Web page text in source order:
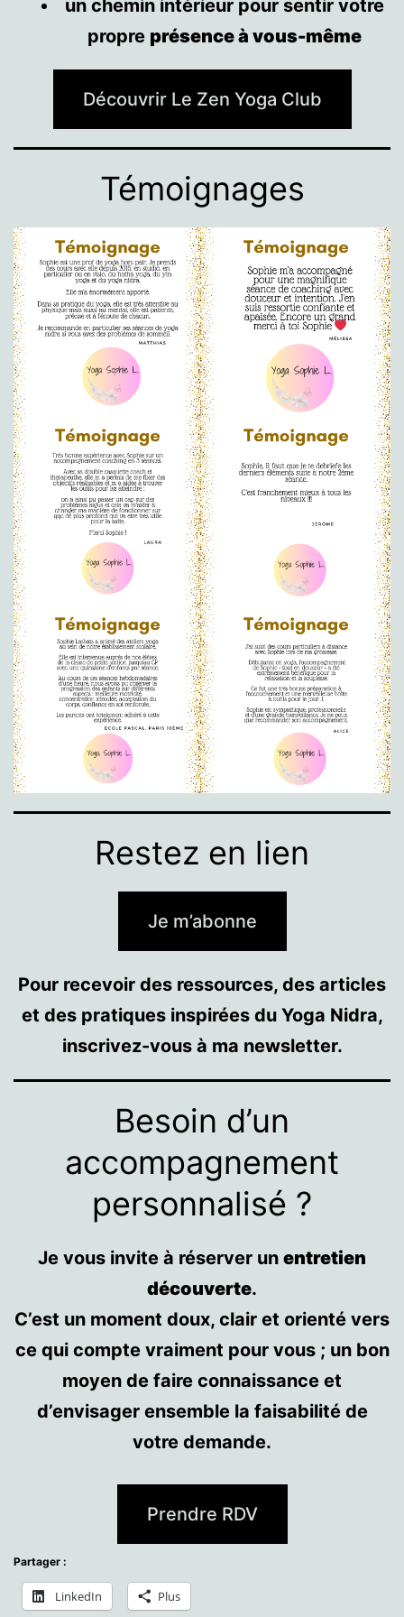
un chemin intérieur pour sentir votre
propre présence à vous-même
Découvrir Le Zen Yoga Club
Témoignages
Restez en lien
Je m’abonne
Pour recevoir des ressources, des articles
et des pratiques inspirées du Yoga Nidra,
inscrivez-vous à ma newsletter.
Besoin d’un
accompagnement
personnalisé ?
Je vous invite à réserver un entretien
découverte.
C’est un moment doux, clair et orienté vers
ce qui compte vraiment pour vous ; un bon
moyen de faire connaissance et
d’envisager ensemble la faisabilité de
votre demande.
Prendre RDV
Partager :
LinkedIn Plus